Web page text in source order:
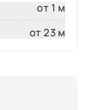
от 1 м
от 23 м